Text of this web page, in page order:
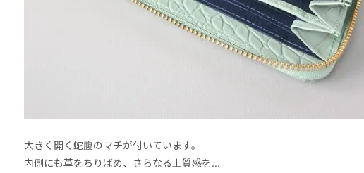
大きく開く蛇腹のマチが付いています。
内側にも革をちりばめ、さらなる上質感を...